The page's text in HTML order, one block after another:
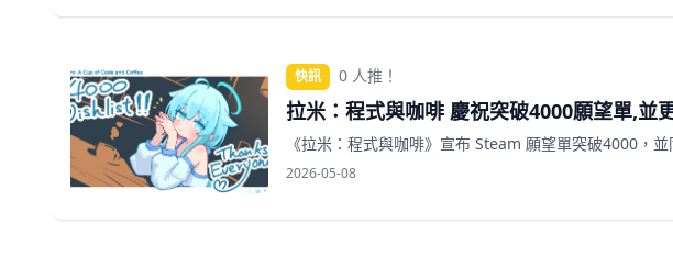
快訊 0 人推！
拉米：程式與咖啡 慶祝突破4000願望單,並
《拉米：程式與咖啡》宣布 Steam 願望單突破4000，
2026-05-08